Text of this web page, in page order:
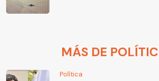
MÁS DE
Política